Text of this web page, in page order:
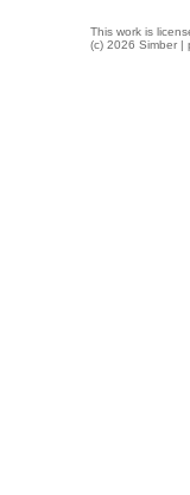
This work is
(c) 2026 Simber |